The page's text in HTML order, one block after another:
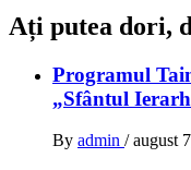
Ați putea dori,
Programul
„Sfântul
By admin / august